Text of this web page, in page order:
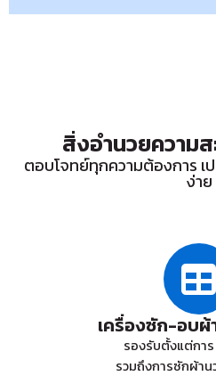
สิ่งอำนวยความ
ตอบโจทย์ทุกความต้องการ เ
ง่าย
เครื่องซัก-อบผ้
รองรับตั้งแต่กา
รวมถึงการซักผ้าน